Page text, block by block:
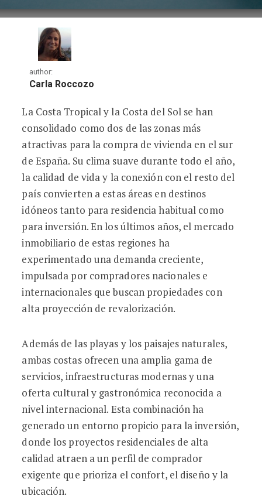
author:
Carla Roccozo
Inversión inmobiliaria en la Costa
La Costa Tropical y la Costa del Sol se han
consolidado como dos de las zonas más
atractivas para la compra de vivienda en el sur
de España. Su clima suave durante todo el año,
la calidad de vida y la conexión con el resto del
país convierten a estas áreas en destinos
idóneos tanto para residencia habitual como
para inversión. En los últimos años, el mercado
inmobiliario de estas regiones ha
experimentado una demanda creciente,
impulsada por compradores nacionales e
internacionales que buscan propiedades con
alta proyección de revalorización.
Además de las playas y los paisajes naturales,
ambas costas ofrecen una amplia gama de
servicios, infraestructuras modernas y una
oferta cultural y gastronómica reconocida a
nivel internacional. Esta combinación ha
generado un entorno propicio para la inversión,
donde los proyectos residenciales de alta
calidad atraen a un perfil de comprador
exigente que prioriza el confort, el diseño y la
ubicación.